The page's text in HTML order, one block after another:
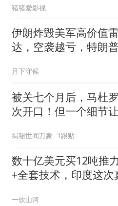
猪猪爱影视
伊朗炸毁美军高价值雷
达，空袭越亏，特朗
月下守候
被关七个月后，马杜
次开口！但一个细节
揭秘世间万象 1跟贴
数十亿美元买12吨推力
+全套技术，印度这次
一饮山河